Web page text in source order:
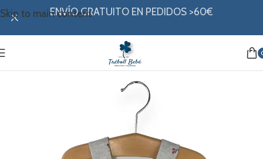
Skip to main contentENVÍO GRATUITO EN PEDIDOS >60€
Colección invierno